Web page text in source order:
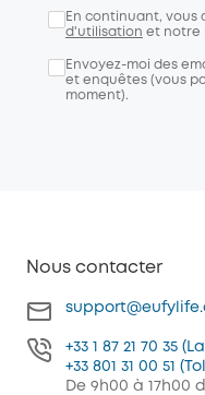
En continuant, vous
d'utilisation et notre
Envoyez-moi des
et enquêtes (vous
moment).
Nous contacter
+33 1 87 21 70 35
+33 801 31 00 51
De 9h00 à 17h00